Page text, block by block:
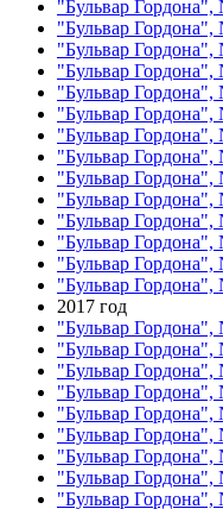
"Бульвар Гордона",
"Бульвар
"Бульвар
"Бульвар
"Бульвар
"Бульвар
"Бульвар
"Бульвар
"Бульвар
"Бульвар Гордона",
"Бульвар Гордона",
"Бульвар Гордона",
"Бульвар Гордона",
"Бульвар Гордона",
2017 год
"Бульвар Гордона",
"Бульвар Гордона",
"Бульвар Гордона",
"Бульвар Гордона",
"Бульвар
"Бульвар
"Бульвар
"Бульвар
"Бульвар Гордона",